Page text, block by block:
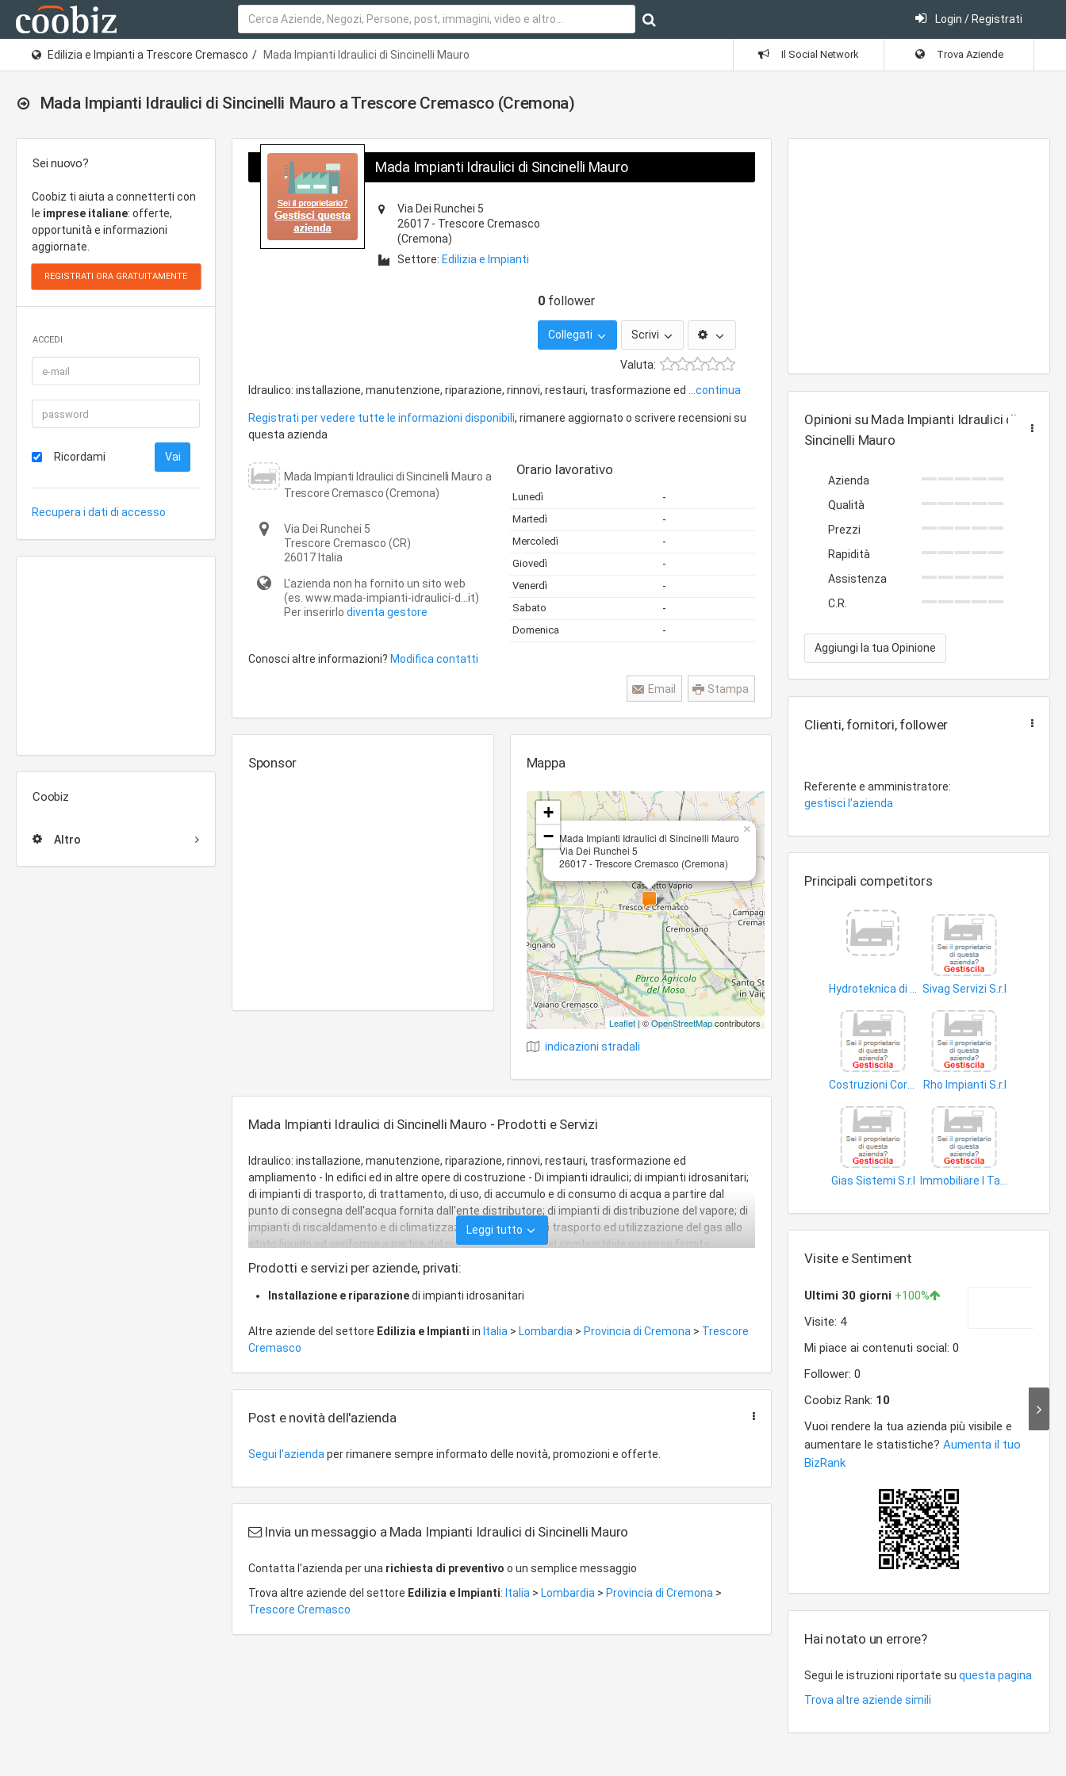
Login / Registrati
Edilizia e Impianti a Trescore Cremasco Mada Impianti Idraulici di Sincinelli Mauro Il Social Network Trova Aziende
Mada Impianti Idraulici di Sincinelli Mauro a Trescore Cremasco (Cremona)
Sei nuovo?
Coobiz ti aiuta a connetterti con
le imprese italiane: offerte,
opportunità e informazioni
aggiornate.
ACCEDI
Ricordami
Recupera i dati di accesso
Coobiz
Altro
Mada Impianti Idraulici di Sincinelli Mauro
Via Dei Runchei 5
26017 - Trescore Cremasco
(Cremona)
Settore: Edilizia e Impianti
0 follower
Collegati Scrivi
Valuta:
Idraulico: installazione, manutenzione, riparazione, rinnovi, restauri, trasformazione ed
...continua
Registrati per vedere tutte le informazioni disponibili, rimanere aggiornato o scrivere recensioni su
questa azienda
Mada Impianti Idraulici di Sincinelli Mauro a
Trescore Cremasco (Cremona)
Via Dei Runchei 5
Trescore Cremasco (CR)
26017 Italia
L'azienda non ha fornito un sito web
(es. www.mada-impianti-idraulici-d...it)
Per inserirlo diventa gestore
Orario lavorativo
Lunedì -
Martedì -
Mercoledì -
Giovedì -
Venerdì -
Sabato -
Domenica -
Conosci altre informazioni? Modifica contatti
Stampa
Email
Sponsor Mappa
Mada Impianti Idraulici di Sincinelli Mauro
Via Dei Runchei 5
26017 - Trescore Cremasco (Cremona)
×
+
−
Leaflet| ©OpenStreetMapcontributors
indicazioni stradali
Mada Impianti Idraulici di Sincinelli Mauro - Prodotti e Servizi
Idraulico: installazione, manutenzione, riparazione, rinnovi, restauri, trasformazione ed
ampliamento - In edifici ed in altre opere di costruzione - Di impianti idraulici; di impianti idrosanitari;
di impianti di trasporto, di trattamento, di uso, di accumulo e di consumo di acqua a partire dal
punto di consegna dell'acqua fornita dall'ente distributore; di impianti di distribuzione del vapore; di
impianti di riscaldamento e di climatizzazione; di impianti di trasporto ed utilizzazione del gas allo
stato liquido ed aeriforme a partire dal punto di consegna del combustibile gassoso fornito
dall'ente distributore; di sistemi di aspirazione e di impianti di protezione antincendio; di impianti di
irrigazione per giardini.
Leggi tutto
Prodotti e servizi per aziende, privati:
Installazione e riparazionedi impianti idrosanitari
Altre aziende del settore Edilizia e Impianti in Italia > Lombardia > Provincia di Cremona > Trescore
Cremasco
Post e novità dell'azienda
Segui l'azienda per rimanere sempre informato delle novità, promozioni e offerte.
Invia un messaggio a Mada Impianti Idraulici di Sincinelli Mauro
Contatta l'azienda per una richiesta di preventivo o un semplice messaggio
Trova altre aziende del settore Edilizia e Impianti: Italia > Lombardia > Provincia di Cremona >
Trescore Cremasco
Opinioni su Mada Impianti Idraulici di
Sincinelli Mauro
Azienda
Qualità
Prezzi
Rapidità
Assistenza
C.R.
Aggiungi la tua Opinione
Clienti, fornitori, follower
Referente e amministratore:
gestisci l'azienda
Principali competitors
Sivag Servizi S.r.l
Rho Impianti S.r.l
Gias Sistemi S.r.l
Visite e Sentiment
Hai notato un errore?
Segui le istruzioni riportate suquesta pagina
Trova altre aziende simili